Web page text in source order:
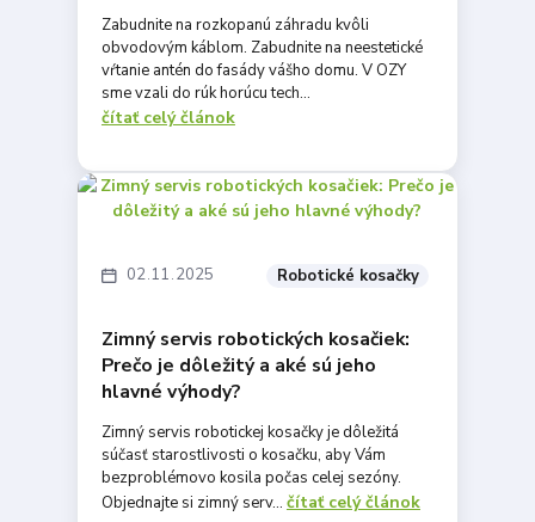
Zabudnite na rozkopanú záhradu kvôli
obvodovým káblom. Zabudnite na neestetické
vŕtanie antén do fasády vášho domu. V OZY
sme vzali do rúk horúcu tech...
čítať celý článok
02 11 2025 Robotické kosačky
Zimný servis robotických kosačiek:
Prečo je dôležitý a aké sú jeho
hlavné výhody?
Zimný servis robotickej kosačky je dôležitá
súčasť starostlivosti o kosačku, aby Vám
bezproblémovo kosila počas celej sezóny.
Objednajte si zimný serv... čítať celý článok